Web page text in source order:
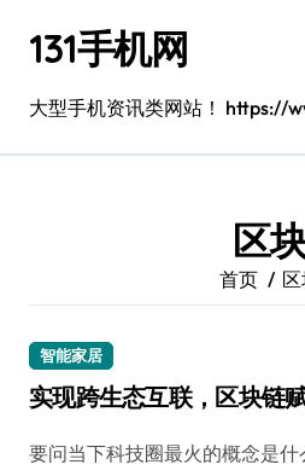
131手机网
大型手机资讯类网站！ https://
区
首页
智能家居
实现跨生态互联，区块链
要问当下科技圈最火的概念是